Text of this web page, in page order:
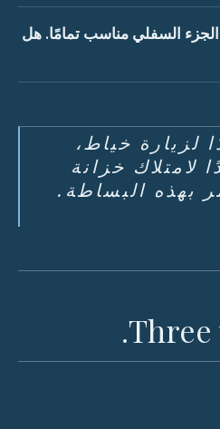
السفلي مناسب تمامًا. هل
لزيارة خياط،
خزانة
بهذه البساطة.
Three